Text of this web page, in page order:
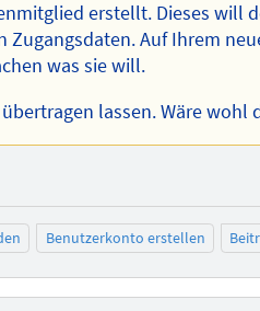
erstellt. Dieses will
Auf Ihrem
was sie will.
lassen. Wäre wohl
Benutzerkonto erstellen